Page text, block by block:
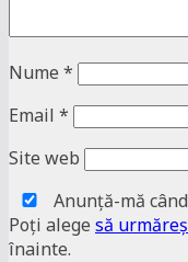
Nume *
Email *
Site web
Anunţă-mă
Poţi alege să
înainte.